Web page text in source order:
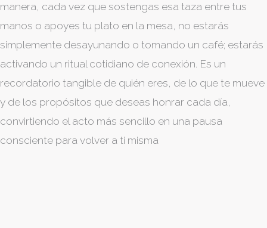
manera, cada vez que sostengas esa taza entre tus
manos o apoyes tu plato en la mesa, no estarás
simplemente desayunando o tomando un café; estarás
activando un ritual cotidiano de conexión. Es un
recordatorio tangible de quién eres, de lo que te mueve
y de los propósitos que deseas honrar cada día,
convirtiendo el acto más sencillo en una pausa
consciente para volver a ti misma